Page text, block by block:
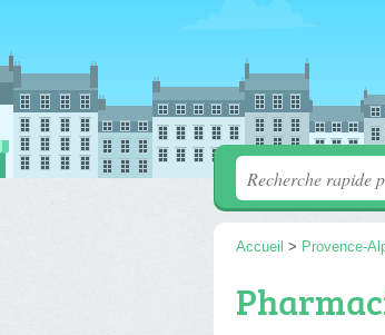
Accueil > Provence-